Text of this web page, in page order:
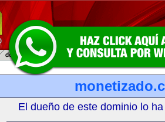
El dueño de este dominio lo